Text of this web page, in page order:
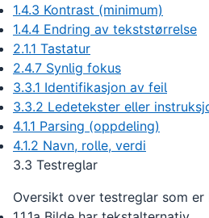
1.4.3 Kontrast (minimum)
1.4.4 Endring av tekststørrelse
2.1.1 Tastatur
2.4.7 Synlig fokus
3.3.1 Identifikasjon av feil
3.3.2 Ledetekster eller
4.1.1 Parsing (oppdeling)
4.1.2 Navn, rolle, verdi
3.3 Testreglar
Oversikt over testreglar som